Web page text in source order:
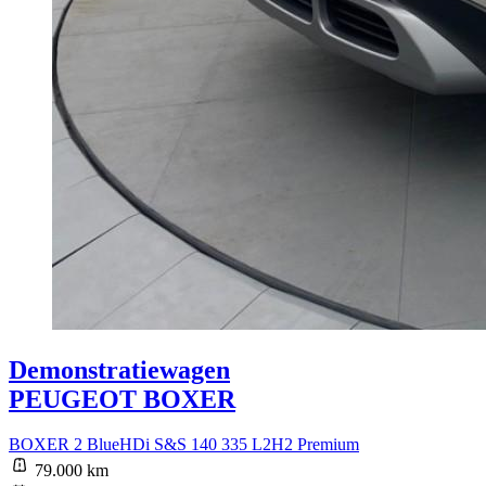
Demonstratiewagen
PEUGEOT BOXER
BOXER 2 BlueHDi S&S 140 335 L2H2 Premium
79.000 km